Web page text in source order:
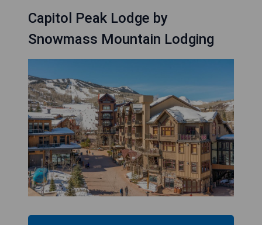
Capitol Peak Lodge by
Snowmass Mountain Lodging